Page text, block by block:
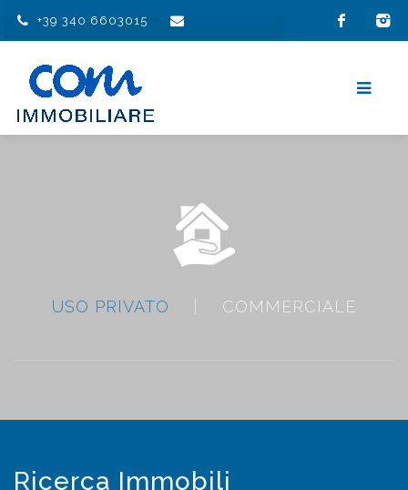
+39 340 6603015
USO PRIVATO COMMERCIALE
Ricerca Immobili